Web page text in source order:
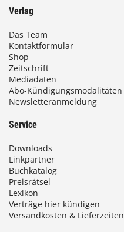
Verlag
Das Team
Kontaktformular
Shop
Zeitschrift
Mediadaten
Abo-Kündigungsmodalitäten
Newsletteranmeldung
Service
Downloads
Linkpartner
Buchkatalog
Preisrätsel
Lexikon
Verträge hier kündigen
Versandkosten & Lieferzeiten